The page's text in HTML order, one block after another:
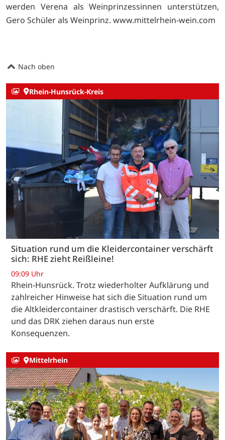
werden Verena als Weinprinzessinnen unterstützen,
Gero Schüler als Weinprinz. www.mittelrhein-wein.com
Nach oben
Rhein-Hunsrück-Kreis
Situation rund um die Kleidercontainer verschärft
sich: RHE zieht Reißleine!
09:09 Uhr
Rhein-Hunsrück. Trotz wiederholter Aufklärung und
zahlreicher Hinweise hat sich die Situation rund um
die Altkleidercontainer drastisch verschärft. Die RHE
und das DRK ziehen daraus nun erste
Konsequenzen.
Mittelrhein